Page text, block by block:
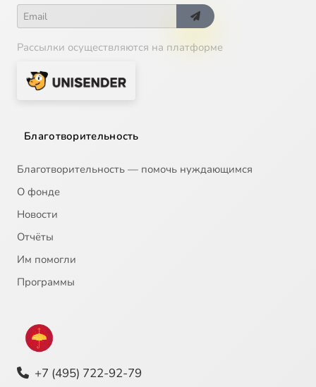
Рассылки осуществляются на платформе
Благотворительность
Благотворительность — помочь нуждающимся
О фонде
Новости
Отчёты
Им помогли
Программы
+7 (495) 722-92-79